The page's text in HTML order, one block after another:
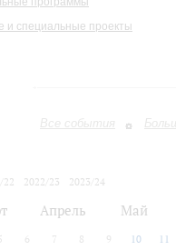
и специальные проекты
Все события
22 2022/23
2023/24
Апрель Май
5 6 7 8 9 10 11